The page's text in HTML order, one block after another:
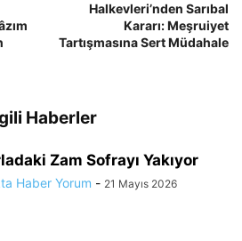
Halkevleri’nden Sarıbal
Kararı: Meşruiyet
Tartışmasına Sert Müdahale
Haberler
Zam Sofrayı Yakıyor
Haber Yorum - 21 Mayıs 2026